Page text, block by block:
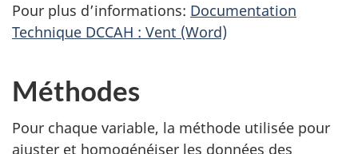
Pour plus d’informations: Documentation
Technique DCCAH : Vent (Word)
Méthodes
Pour chaque variable, la méthode utilisée pour
ajuster et homogénéiser les données des